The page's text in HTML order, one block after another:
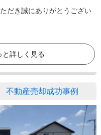
だき誠にありがとうござい
と詳しく見る
動産売却成功事例